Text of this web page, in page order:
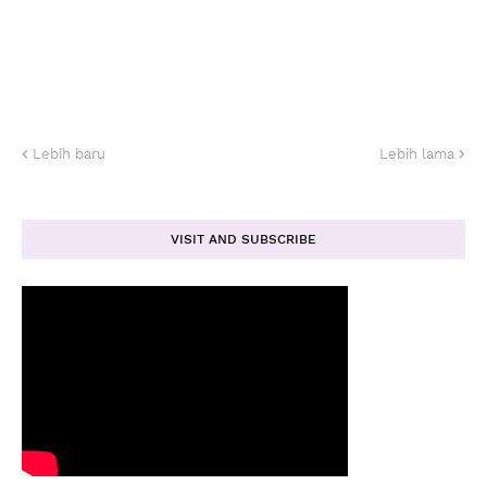
Lebih baru Lebih lama
VISIT AND SUBSCRIBE